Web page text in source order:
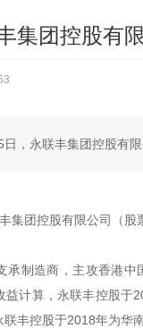
集团控股有
，永联丰集团控股有
集团控股有限公司（股
承制造商，主攻香港
益计算，永联丰控股于
丰控股于2018年为华